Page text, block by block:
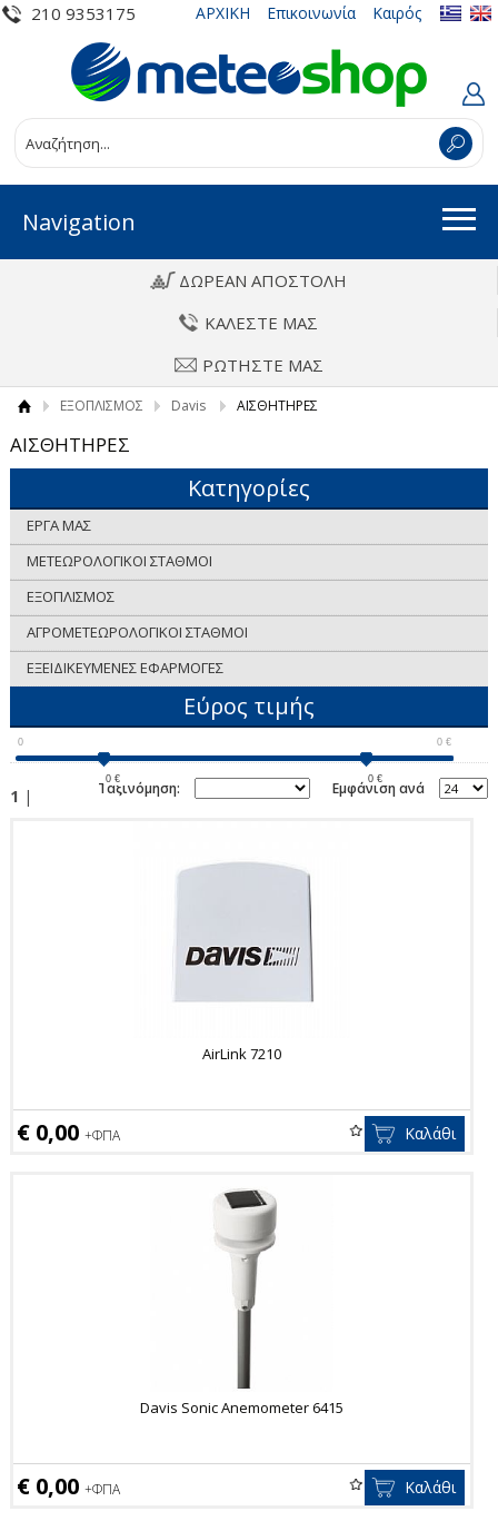
210 9353175 ΑΡΧΙΚΗ Επικοινωνία Καιρός
Navigation
ΔΩΡΕΑΝ ΑΠΟΣΤΟΛΗ
ΚΑΛΕΣΤΕ ΜΑΣ
ΡΩΤΗΣΤΕ ΜΑΣ
ΕΞΟΠΛΙΣΜΟΣ Davis ΑΙΣΘΗΤΗΡΕΣ
ΑΙΣΘΗΤΗΡΕΣ
Κατηγορίες
ΕΡΓΑ ΜΑΣ
ΜΕΤΕΩΡΟΛΟΓΙΚΟΙ ΣΤΑΘΜΟΙ
ΕΞΟΠΛΙΣΜΟΣ
ΑΓΡΟΜΕΤΕΩΡΟΛΟΓΙΚΟΙ ΣΤΑΘΜΟΙ
ΕΞΕΙΔΙΚΕΥΜΕΝΕΣ ΕΦΑΡΜΟΓΕΣ
Εύρος τιμής
0 0 €
0€ 0 €
1 | Εμφάνιση ανά
Ταξινόμηση:
AirLink 7210
€ 0,00 +ΦΠΑ Καλάθι
Davis Sonic Anemometer 6415
€ 0,00 +ΦΠΑ Καλάθι